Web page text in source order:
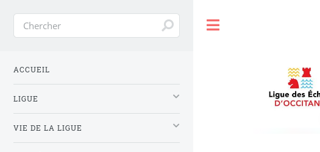
ACCUEIL
LIGUE
VIE DE LA LIGUE